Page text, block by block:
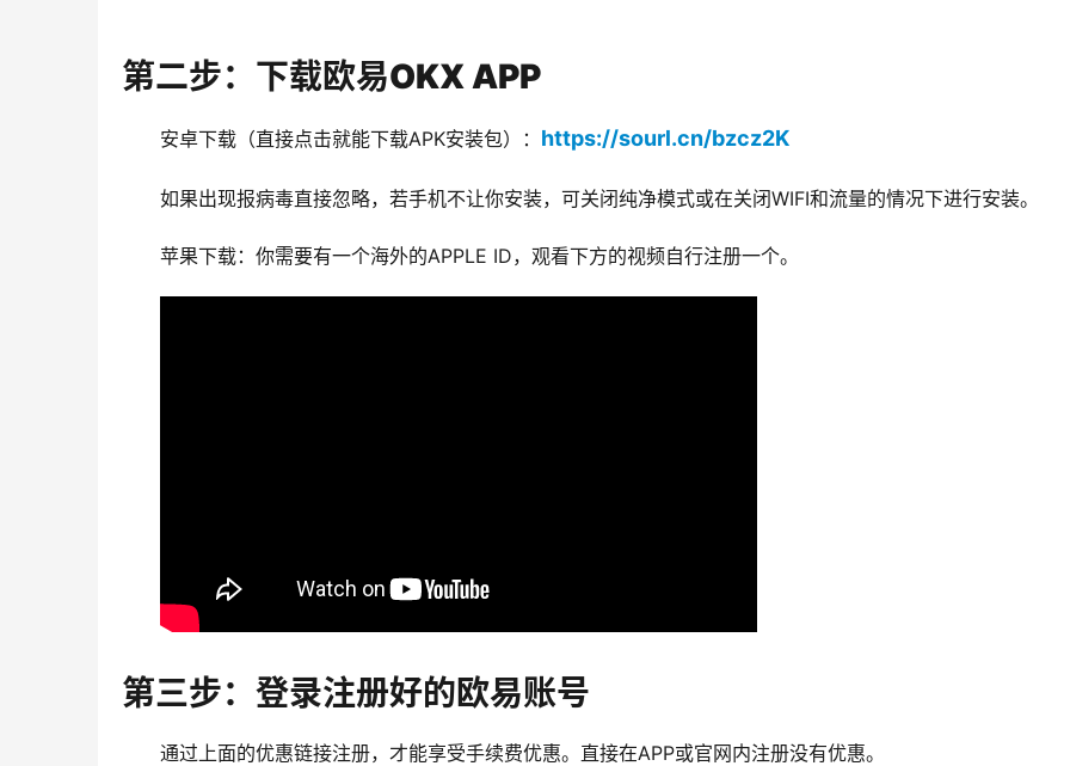
第二步：下载欧易OKX APP
安卓下载（直接点击就能下载APK安装包）： https://sourl.cn/bzcz2K
如果出现报病毒直接忽略，若手机不让你安装，可关闭纯净模式或在关闭WIFI和流量的情况下进行安装。
苹果下载：你需要有一个海外的APPLE ID，观看下方的视频自行注册一个。
第三步：登录注册好的欧易账号
通过上面的优惠链接注册，才能享受手续费优惠。直接在APP或官网内注册没有优惠。